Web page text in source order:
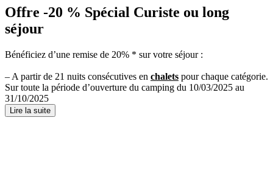
Offre -20 % Spécial Curiste ou long
séjour
Bénéficiez d’une remise de 20% * sur votre séjour :
– A partir de 21 nuits consécutives en chalets pour chaque catégorie.
Sur toute la période d’ouverture du camping du 10/03/2025 au
31/10/2025
Lire la suite